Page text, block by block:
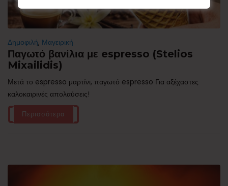
Δημοφιλή, Μαγειρική
Παγωτό βανίλια με espresso (Stelios
Mixailidis)
Μετά το espresso μαρτίνι, παγωτό espresso Για αξέχαστες
καλοκαιρινές απολαύσεις!
Περισσότερα